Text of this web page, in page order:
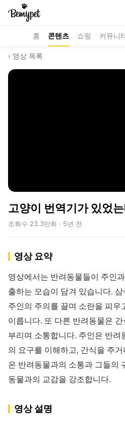
홈 콘텐츠 쇼핑 커뮤니
‹ 영상 목록
고양이 번역기가 있었
조회수 23.3만회 · 5년 전
영상 요약
영상에서는 반려동물들이 주인
출하는 모습이 담겨 있습니다.
주인의 주의를 끌며 소란을 피우
이릅니다. 또 다른 반려동물은
부리며 소통합니다. 주인은 반려
의 요구를 이해하고, 간식을 주
은 반려동물과의 소통과 그들의
동물과의 교감을 강조합니다.
영상 설명